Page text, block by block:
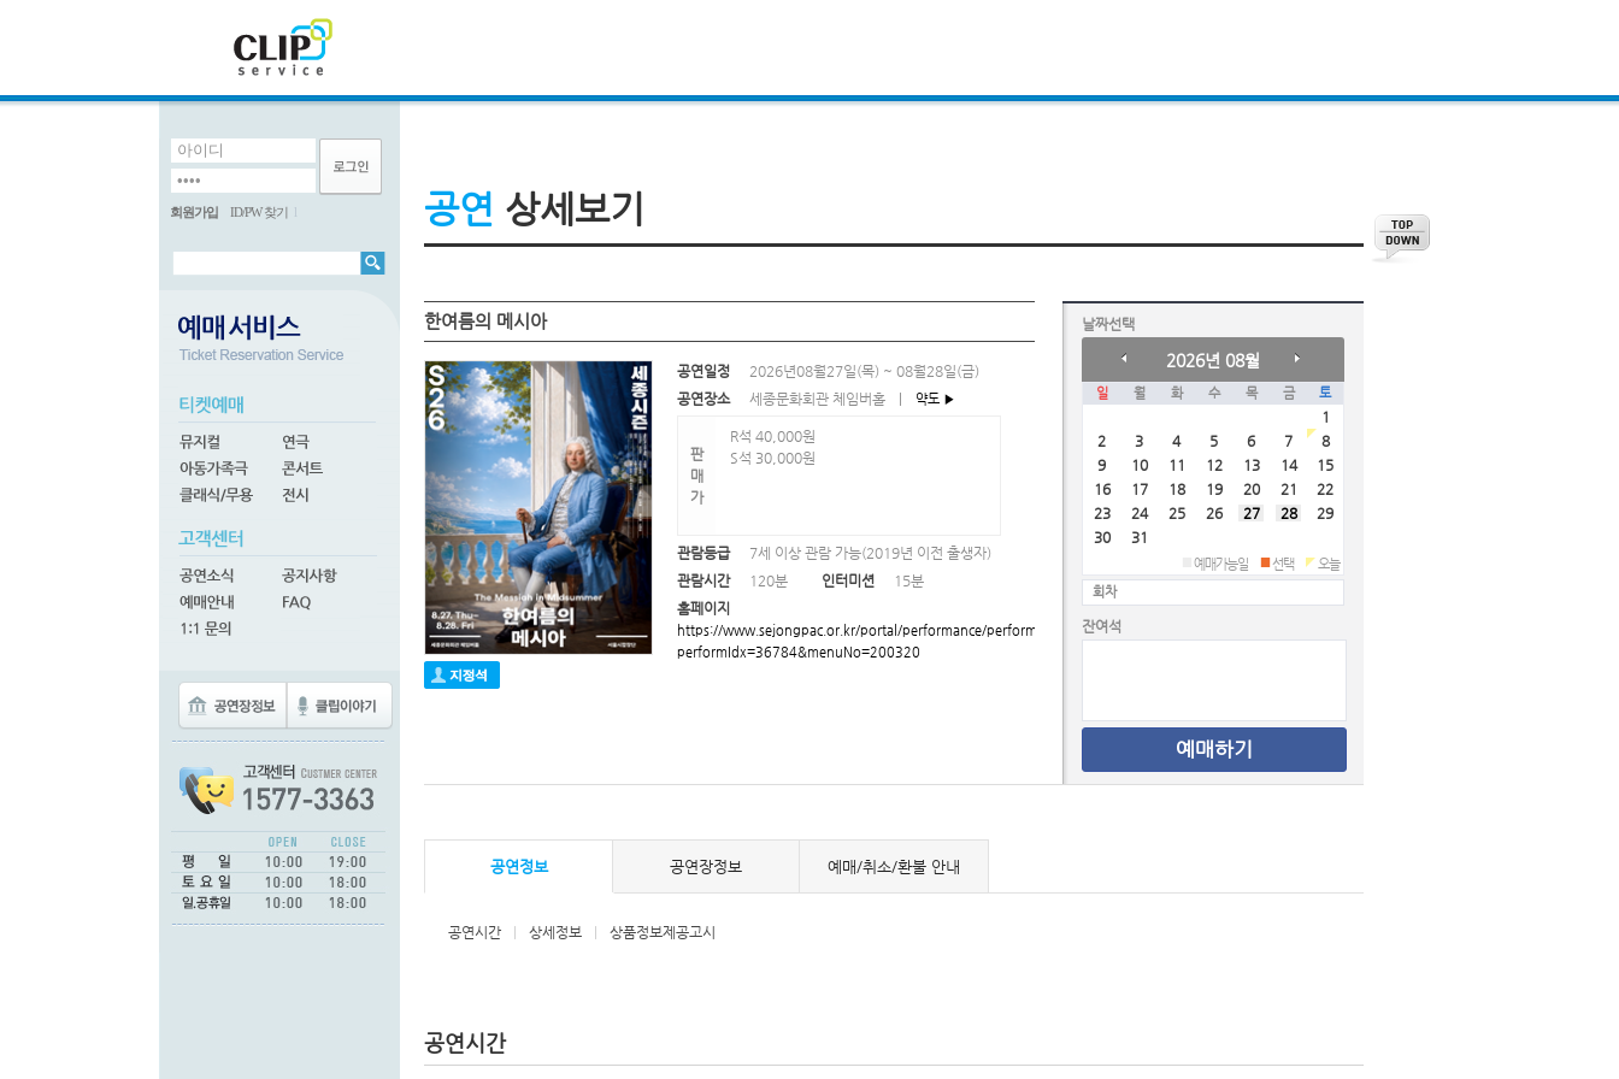
회원가입 ID/PW 찾기 공연 상세보기
한여름의 메시아
공연일정
2026년08월27일(목) ~ 08월28일(금)
공연장소
세종문화회관 체임버홀 약도 ▶
판
매
가
R석 40,000원
S석 30,000원
관람등급
7세 이상 관람 가능(2019년 이전 출생자)
관람시간
120분 인터미션
15분
홈페이지
https://www.sejongpac.or.kr/portal/performance/performance/performTicket.do?
performIdx=36784&menuNo=200320
날짜선택
2026년 08월
일 월 화 수 목 금 토
1
2
3 4 5 6 7
8
9
10 11 12 13 14
15
16
17 18 19 20 21
22
23
24 25 26 27 28
29
30
31
예매가능일 선택
오늘
회차
잔여석
예매하기
공연정보 공연장정보 예매/취소/환불 안내
공연시간 상세정보 상품정보제공고시
공연시간